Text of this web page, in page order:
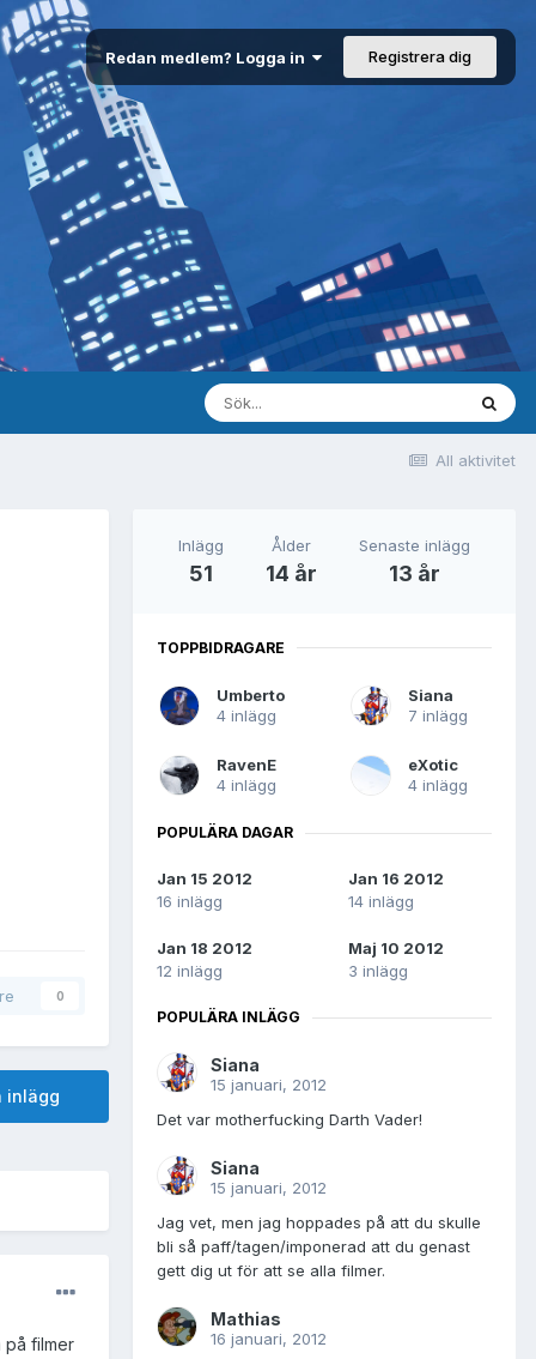
Redan medlem? Logga in Registrera dig
All aktivitet
0
inlägg
på filmer
Inlägg
51
Ålder
14 år
Senaste inlägg
13 år
TOPPBIDRAGARE
Umberto
4 inlägg
Siana
7 inlägg
RavenE
4 inlägg
eXotic
4 inlägg
POPULÄRA DAGAR
Jan 15 2012
16 inlägg
Jan 16 2012
14 inlägg
Jan 18 2012
12 inlägg
Maj 10 2012
3 inlägg
POPULÄRA INLÄGG
Siana
15 januari, 2012
Det var motherfucking Darth Vader!
Siana
15 januari, 2012
Jag vet, men jag hoppades på att du skulle
bli så paff/tagen/imponerad att du genast
gett dig ut för att se alla filmer.
Mathias
16 januari, 2012